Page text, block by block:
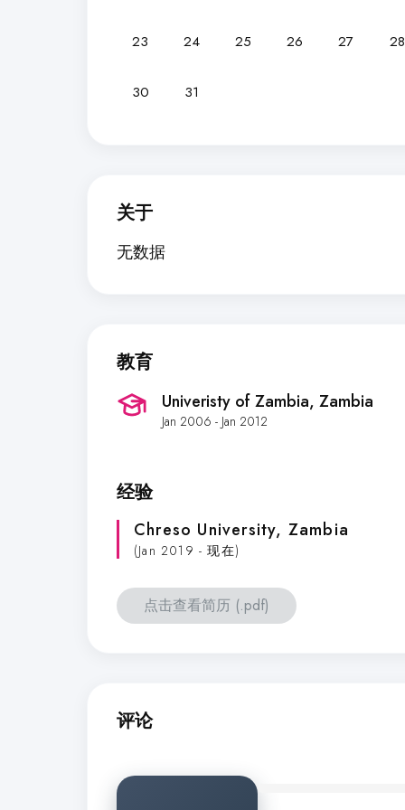
23 24 25 26 27 28
30 31
关于
无数据
教育
Univeristy of Zambia, Zambia
Jan 2006 - Jan 2012
经验
Chreso University, Zambia
(Jan 2019 - 现在)
点击查看简历 (.pdf)
评论